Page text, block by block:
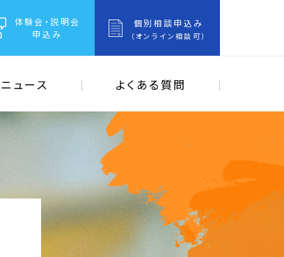
体験会・説明会
申込み
個別相談申込み
（オンライン相談可）
ニュース よくある質問